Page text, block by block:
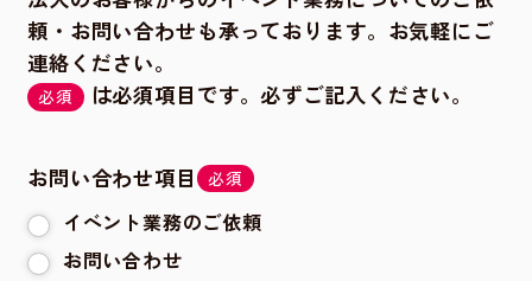
頼・お問い合わせも承っております。お気軽にご
連絡ください。
必須 は必須項目です。必ずご記入ください。
お問い合わせ項目 必須
イベント業務のご依頼
お問い合わせ